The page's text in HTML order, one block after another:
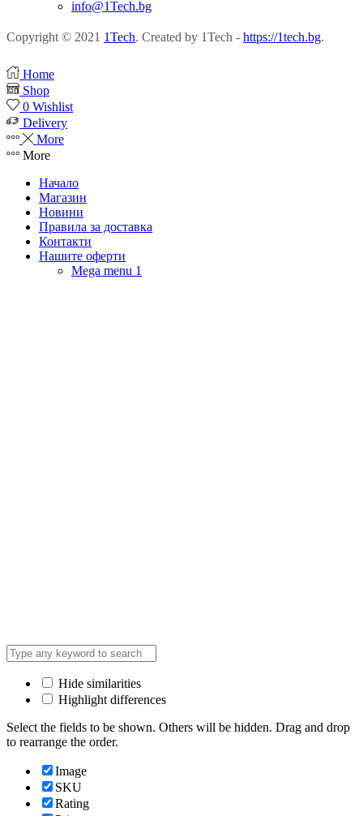
info@1Tech.bg
Copyright © 2021 1Tech. Created by 1Tech - https://1tech.bg.
Home
Shop
0 Wishlist
Delivery
More
More
Начало
Магазин
Новини
Правила за доставка
Контакти
Нашите оферти
Mega menu 1
Hide similarities
Highlight differences
Select the fields to be shown. Others will be hidden. Drag and drop
to rearrange the order.
Image
SKU
Rating